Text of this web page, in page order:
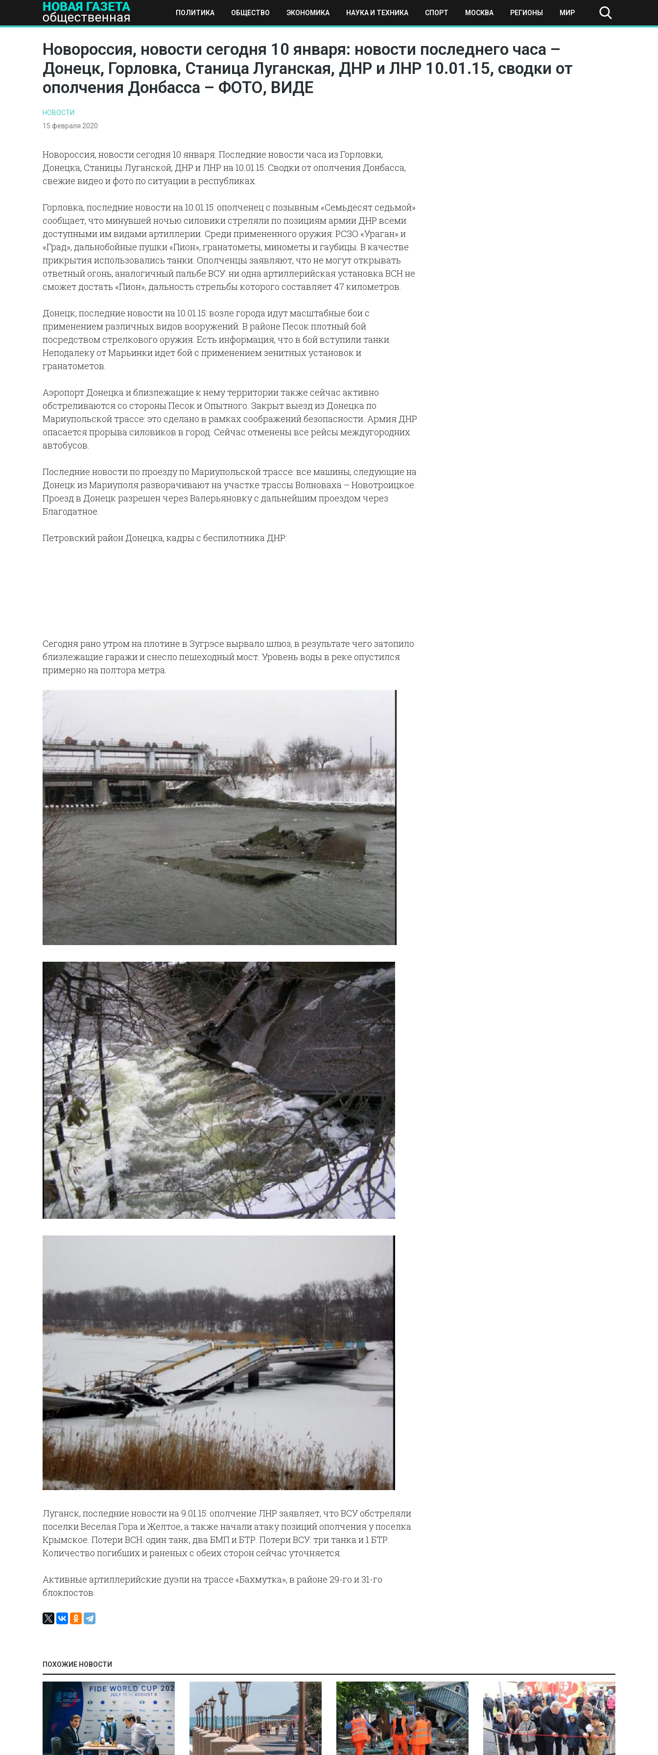
ПОЛИТИКА ОБЩЕСТВО ЭКОНОМИКА НАУКА И ТЕХНИКА СПОРТ МОСКВА РЕГИОНЫ МИР
ПОЛИТИКА ОБЩЕСТВО ЭКОНОМИКА НАУКА И ТЕХНИКА СПОРТ МОСКВА РЕГИОНЫ МИР
Новороссия, новости сегодня 10 января: новости последнего часа –
Донецк, Горловка, Станица Луганская, ДНР и ЛНР 10.01.15, сводки от
ополчения Донбасса – ФОТО, ВИДЕ
НОВОСТИ
15 февраля 2020
Новороссия, новости сегодня 10 января. Последние новости часа из Горловки,
Донецка, Станицы Луганской, ДНР и ЛНР на 10.01.15. Сводки от ополчения Донбасса,
свежие видео и фото по ситуации в республиках.
Горловка, последние новости на 10.01.15: ополченец с позывным «Семьдесят седьмой»
сообщает, что минувшей ночью силовики стреляли по позициям армии ДНР всеми
доступными им видами артиллерии. Среди примененного оружия: РСЗО «Ураган» и
«Град», дальнобойные пушки «Пион», гранатометы, минометы и гаубицы. В качестве
прикрытия использовались танки. Ополченцы заявляют, что не могут открывать
ответный огонь, аналогичный пальбе ВСУ: ни одна артиллерийская установка ВСН не
сможет достать «Пион», дальность стрельбы которого составляет 47 километров.
Донецк, последние новости на 10.01.15: возле города идут масштабные бои с
применением различных видов вооружений. В районе Песок плотный бой
посредством стрелкового оружия. Есть информация, что в бой вступили танки.
Неподалеку от Марьинки идет бой с применением зенитных установок и
гранатометов.
Аэропорт Донецка и близлежащие к нему территории также сейчас активно
обстреливаются со стороны Песок и Опытного. Закрыт выезд из Донецка по
Мариупольской трассе: это сделано в рамках соображений безопасности. Армия ДНР
опасается прорыва силовиков в город. Сейчас отменены все рейсы междугородних
автобусов.
Последние новости по проезду по Мариупольской трассе: все машины, следующие на
Донецк из Мариуполя разворачивают на участке трассы Волноваха – Новотроицкое.
Проезд в Донецк разрешен через Валерьяновку с дальнейшим проездом через
Благодатное.
Петровский район Донецка, кадры с беспилотника ДНР:
Сегодня рано утром на плотине в Зугрэсе вырвало шлюз, в результате чего затопило
близлежащие гаражи и снесло пешеходный мост. Уровень воды в реке опустился
примерно на полтора метра.
Луганск, последние новости на 9.01.15: ополчение ЛНР заявляет, что ВСУ обстреляли
поселки Веселая Гора и Желтое, а также начали атаку позиций ополчения у поселка
Крымское. Потери ВСН: один танк, два БМП и БТР. Потери ВСУ: три танка и 1 БТР.
Количество погибших и раненых с обеих сторон сейчас уточняется.
Активные артиллерийские дуэли на трассе «Бахмутка», в районе 29-го и 31-го
блокпостов.
ПОХОЖИЕ НОВОСТИ